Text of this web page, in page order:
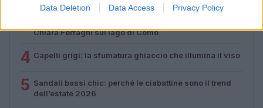
Data Deletion Data Access Privacy Policy
Chiara Ferragni sul lago di Como
4 Capelli grigi: la sfumatura ghiaccio che illumina il viso
5 Sandali bassi chic: perché le ciabattine sono il trend
dell’estate 2026